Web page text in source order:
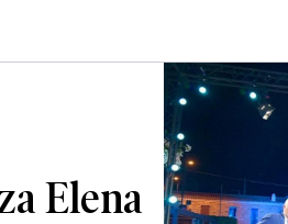
Elena